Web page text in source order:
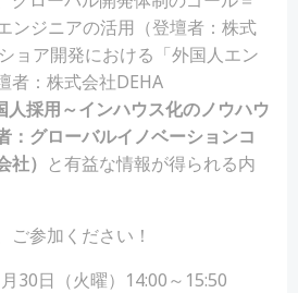
ンジニアの活用（登壇者：株式
ョア開発における「外国人エン
者：株式会社DEHA
人採用～インハウス化のノウハウ
：グローバルイノベーションコ
） と有益な情報が得られる内
ご参加ください！
30日（火曜）14:00～15:50